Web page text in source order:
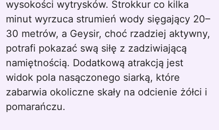
wysokości wytrysków. Strokkur co kilka
minut wyrzuca strumień wody sięgający 20–
30 metrów, a Geysir, choć rzadziej aktywny,
potrafi pokazać swą siłę z zadziwiającą
namiętnością. Dodatkową atrakcją jest
widok pola nasączonego siarką, które
zabarwia okoliczne skały na odcienie żółci i
pomarańczu.